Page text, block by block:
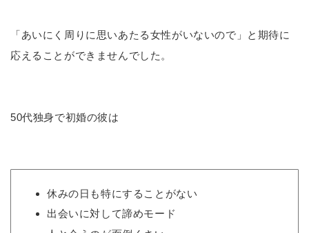
「あいにく周りに思いあたる女性がいないので」と期待に
応えることができませんでした。
50代独身で初婚の彼は
休みの日も特にすることがない
出会いに対して諦めモード